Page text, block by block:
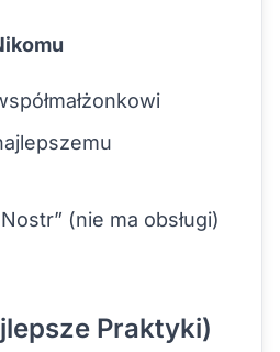
(nie ma obsługi)
Praktyki)